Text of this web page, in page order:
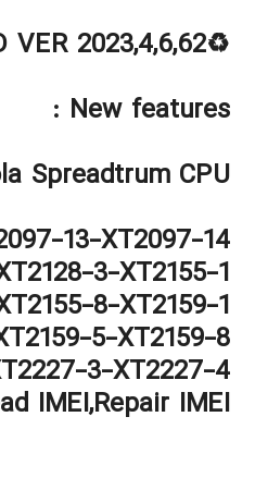
♻️CHEETAH TOOL PRO RELEASED VER 2023,4,6,62
New features :
Spreadtrum CPU
13-XT2097-14
3-XT2155-1
8-XT2159-1
5-XT2159-8
3-XT2227-4
IMEI,Repair IMEI